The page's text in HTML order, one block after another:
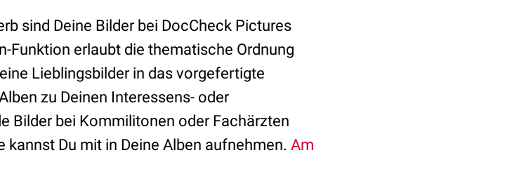
sind Deine Bilder bei DocCheck Pictures
Funktion erlaubt die thematische Ordnung
Lieblingsbilder in das vorgefertigte
zu Deinen Interessens- oder
Bilder bei Kommilitonen oder Fachärzten
kannst Du mit in Deine Alben aufnehmen. Am